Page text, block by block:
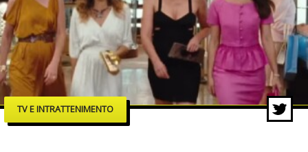
TV E INTRATTENIMENTO